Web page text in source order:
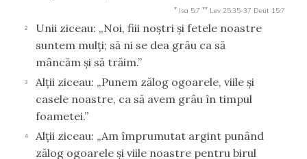
* Isa 5:7 ** Lev 25:35-37 Deut 15:7
2
Unii ziceau: „Noi, fiii noştri şi fetele noastre
suntem mulţi; să ni se dea grâu ca să
mâncăm şi să trăim.”
3
Alţii ziceau: „Punem zălog ogoarele, viile şi
casele noastre, ca să avem grâu în timpul
foametei.”
4
Alţii ziceau: „Am împrumutat argint punând
zălog ogoarele şi viile noastre pentru birul